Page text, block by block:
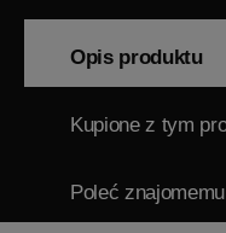
Opis produktu
Kupione z tym
Poleć znajomemu